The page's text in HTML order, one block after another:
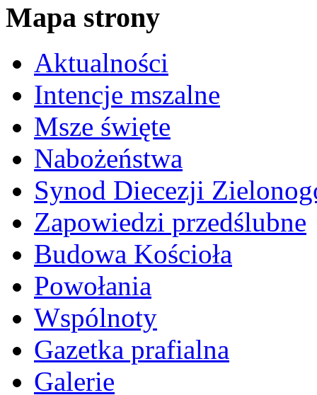
Mapa strony
Aktualności
Intencje mszalne
Msze święte
Nabożeństwa
Synod Diecezji
Zapowiedzi przedślubne
Budowa Kościoła
Powołania
Wspólnoty
Gazetka prafialna
Galerie